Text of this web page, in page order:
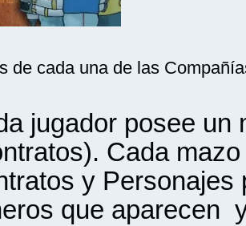
de cada una de las
jugador posee un
Cada
y Personajes
que aparecen